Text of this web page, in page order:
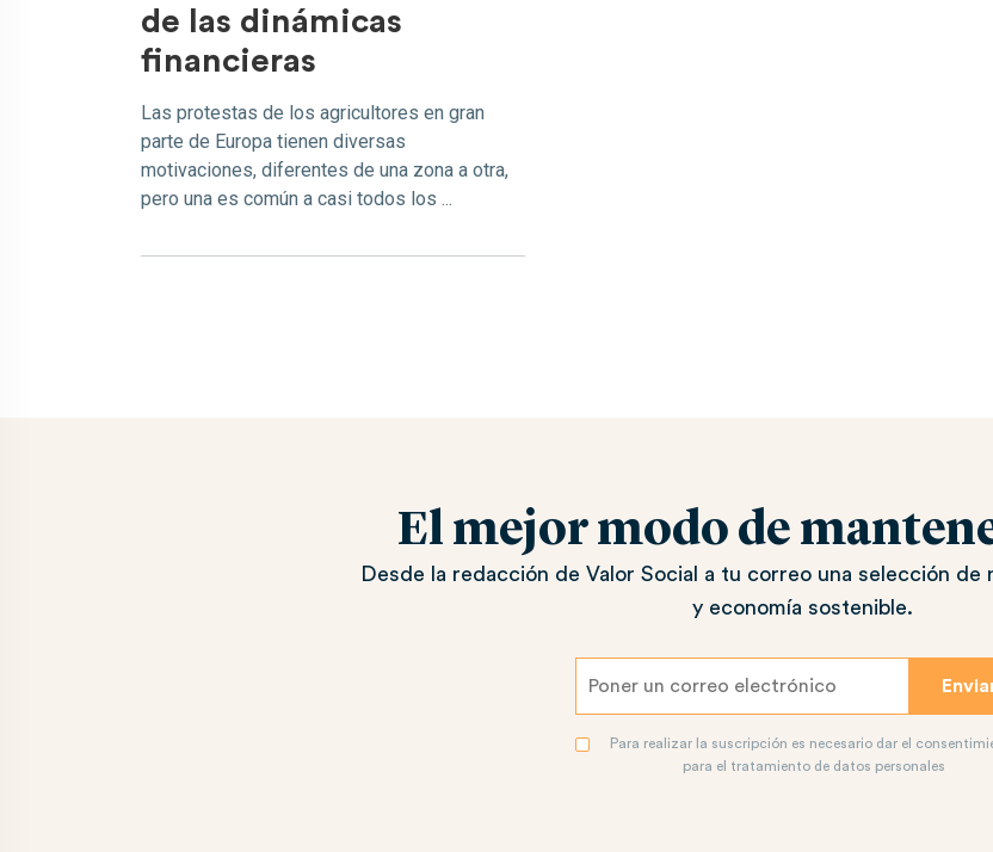
de las dinámicas
financieras
Las protestas de los agricultores en gran
parte de Europa tienen diversas
motivaciones, diferentes de una zona a otra,
pero una es común a casi todos los ...
El mejor modo de
Desde la redacción de Valor Social a tu correo una selección de
y economía sostenible.
Para realizar la suscripción es necesario dar el
para el tratamiento de datos personales